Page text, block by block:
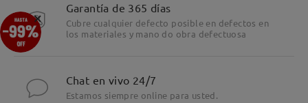
Garantía de 365 días
Cubre cualquier defecto posible en defectos en
los materiales y mano do obra defectuosa
Chat en vivo 24/7
Estamos siempre online para usted.
×